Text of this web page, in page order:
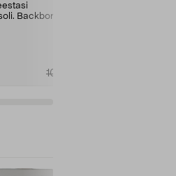
Backbone
109,00